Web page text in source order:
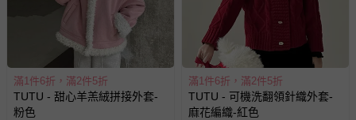
滿1件6折，滿2件5折
TUTU - 甜心羊羔絨拼接外套-
粉色
滿1件6折，滿2件5折
TUTU - 可機洗翻領針織外套-
麻花編織-紅色